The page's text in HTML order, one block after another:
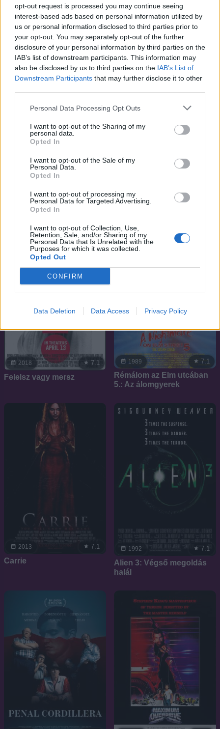
opt-out request is processed you may continue seeing
interest-based ads based on personal information utilized by
us or personal information disclosed to third parties prior to
your opt-out. You may separately opt-out of the further
disclosure of your personal information by third parties on the
IAB’s list of downstream participants. This information may
also be disclosed by us to third parties on the IAB’s List of
Downstream Participants that may further disclose it to other
Personal Data Processing Opt Outs
I want to opt-out of the Sharing of my
personal data.
Opted In
I want to opt-out of the Sale of my
Personal Data.
Opted In
I want to opt-out of processing my
Personal Data for Targeted Advertising.
Opted In
I want to opt-out of Collection, Use,
Retention, Sale, and/or Sharing of my
Personal Data that Is Unrelated with the
Purposes for which it was collected.
Opted Out
CONFIRM
Data Deletion Data Access Privacy Policy
Angyalszív
Stephen King: Ezüst
pisztolygolyók
2019
A platform
Cserkészkézikönyv
zombiapokalipszis esetére
2018 7.1
Felelsz vagy mersz
1989 7.1
Rémálom az Elm utcában
5.: Az álomgyerek
2013 7.1
Carrie
1992 7.1
Alien 3: Végső megoldás
halál